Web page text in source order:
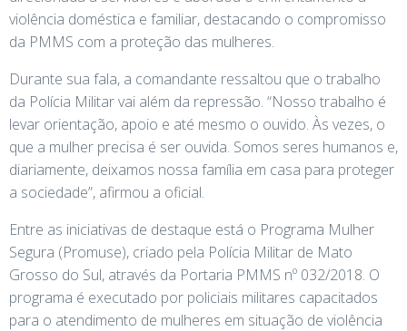
violência doméstica e familiar, destacando o compromisso
da PMMS com a proteção das mulheres.
Durante sua fala, a comandante ressaltou que o trabalho
da Polícia Militar vai além da repressão. “Nosso trabalho é
levar orientação, apoio e até mesmo o ouvido. Às vezes, o
que a mulher precisa é ser ouvida. Somos seres humanos e,
diariamente, deixamos nossa família em casa para proteger
a sociedade”, afirmou a oficial.
Entre as iniciativas de destaque está o Programa Mulher
Segura (Promuse), criado pela Polícia Militar de Mato
Grosso do Sul, através da Portaria PMMS nº 032/2018. O
programa é executado por policiais militares capacitados
para o atendimento de mulheres em situação de violência